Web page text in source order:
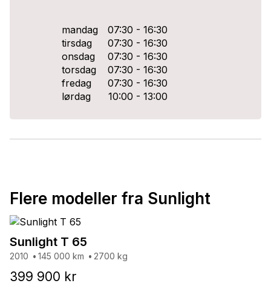
mandag
07:30 - 16:30
tirsdag
07:30 - 16:30
onsdag
07:30 - 16:30
torsdag
07:30 - 16:30
fredag
07:30 - 16:30
lørdag
10:00 - 13:00
Flere modeller fra Sunlight
Sunlight T 65
2010 145 000 km 2700 kg
399 900 kr